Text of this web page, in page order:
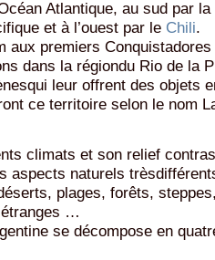
Atlantique, au sud par
et à l’ouest par le Chili.
aux premiers
dans la régiondu Rio de la
leur offrent des objets
ce territoire selon le nom
climats et son relief
aspects naturels
plages, forêts,
…
se décompose en